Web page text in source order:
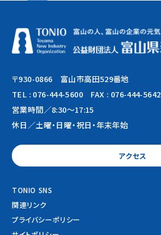
〒930-0866 富山市高田529番地
TEL : 076-444-5600 FAX : 076-444-5642
営業時間／8:30～17:15
休日／土曜・日曜・祝日・年末年始
アクセス
TONIO SNS
関連リンク
プライバシーポリシー